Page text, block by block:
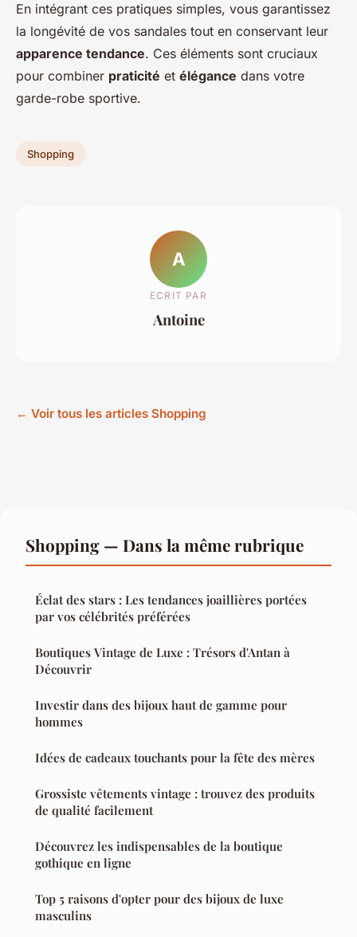
En intégrant ces pratiques simples, vous garantissez
la longévité de vos sandales tout en conservant leur
apparence tendance. Ces éléments sont cruciaux
pour combiner praticité et élégance dans votre
garde-robe sportive.
Shopping
A
ECRIT PAR
Antoine
← Voir tous les articles Shopping
Shopping — Dans la même rubrique
Éclat des stars : Les tendances joaillières portées
par vos célébrités préférées
Boutiques Vintage de Luxe : Trésors d'Antan à
Découvrir
Investir dans des bijoux haut de gamme pour
hommes
Idées de cadeaux touchants pour la fête des mères
Grossiste vêtements vintage : trouvez des produits
de qualité facilement
Découvrez les indispensables de la boutique
gothique en ligne
Top 5 raisons d'opter pour des bijoux de luxe
masculins